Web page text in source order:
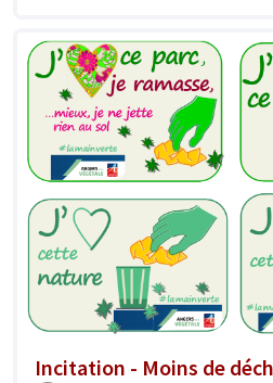
Incitation - Moins de